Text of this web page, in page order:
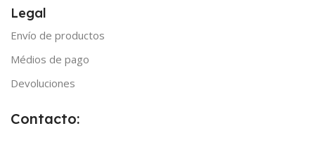
Legal
Envío de productos
Médios de pago
Devoluciones
Contacto: